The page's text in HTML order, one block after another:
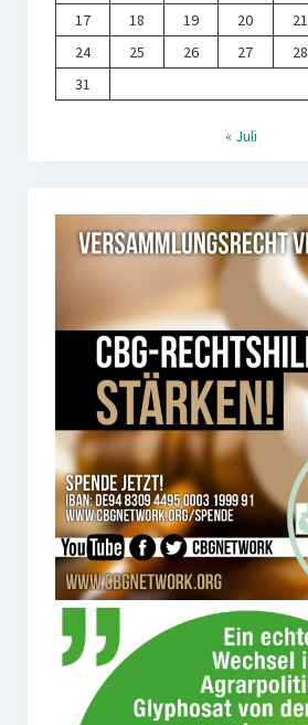
17
18 19 20 21
24
25 26 27 28
31
« Juli